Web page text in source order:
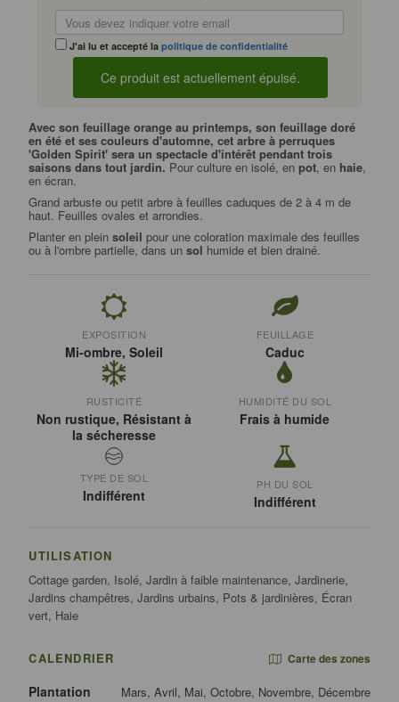
J'ai lu et accepté lapolitique de confidentialité
Avec son feuillage orange au printemps, son feuillage doré
en été et ses couleurs d'automne, cet arbre à perruques
'Golden Spirit' sera un spectacled'intérêtpendant trois
saisons dans tout jardin. Pour culture en isolé, enpot, en haie,
en écran.
Grand arbuste ou petit arbre à feuilles caduques de 2 à 4 m de
haut. Feuilles ovales et arrondies.
Planter en pleinsoleil pour une coloration maximale des feuilles
ou à l'ombre partielle, dans unsol humide et bien drainé.
EXPOSITION
Mi-ombre, Soleil
FEUILLAGE
Caduc
RUSTICITÉ
Non rustique, Résistant à
la sécheresse
HUMIDITÉ DU SOL
Frais à humide
TYPE DE SOL
Indifférent
PH DU SOL
Indifférent
UTILISATION
Cottage garden, Isolé, Jardin à faible maintenance, Jardinerie,
Jardins champêtres, Jardins urbains, Pots & jardinières, Écran
vert, Haie
CALENDRIER Carte des zones
Plantation Mars, Avril, Mai, Octobre, Novembre, Décembre